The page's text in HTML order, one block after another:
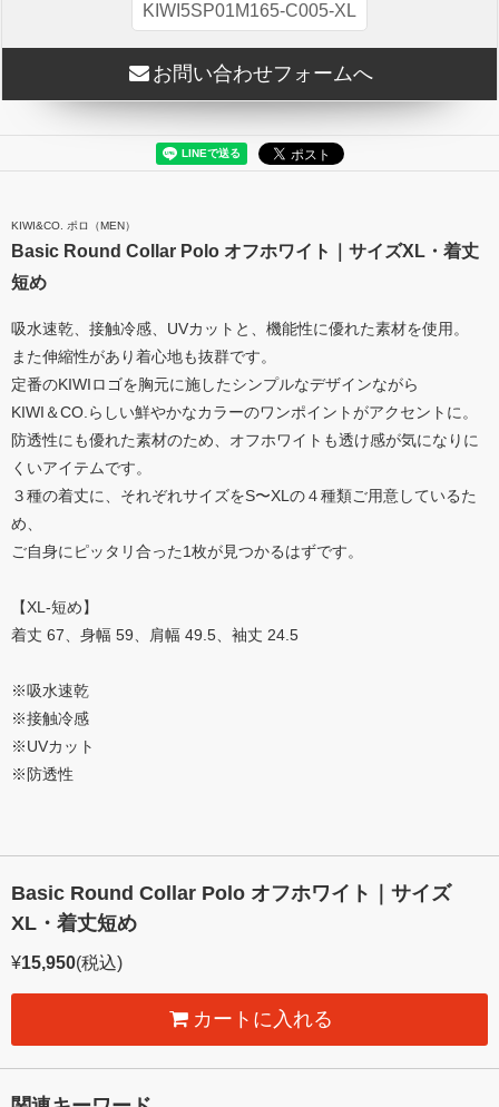
KIWI5SP01M165-C005-XL
お問い合わせフォームへ
KIWI&CO. ポロ（MEN）
Basic Round Collar Polo オフホワイト｜サイズXL・着丈
短め
吸水速乾、接触冷感、UVカットと、機能性に優れた素材を使用。
また伸縮性があり着心地も抜群です。
定番のKIWIロゴを胸元に施したシンプルなデザインながら
KIWI＆CO.らしい鮮やかなカラーのワンポイントがアクセントに。
防透性にも優れた素材のため、オフホワイトも透け感が気になりに
くいアイテムです。
３種の着丈に、それぞれサイズをS〜XLの４種類ご用意しているた
め、
ご自身にピッタリ合った1枚が見つかるはずです。
【XL-短め】
着丈 67、身幅 59、肩幅 49.5、袖丈 24.5
※吸水速乾
※接触冷感
※UVカット
※防透性
Basic Round Collar Polo オフホワイト｜サイズ
XL・着丈短め
¥15,950(税込)
カートに入れる